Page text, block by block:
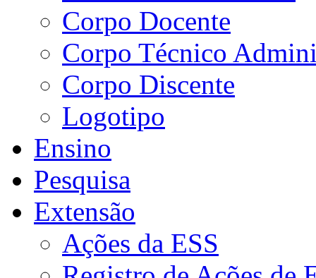
Corpo Docente
Corpo Técnico
Corpo Discente
Logotipo
Ensino
Pesquisa
Extensão
Ações da ESS